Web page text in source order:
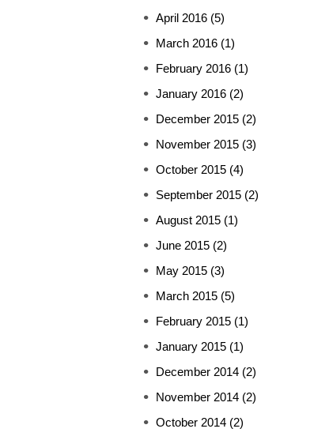
April 2016 (5)
March 2016 (1)
February 2016 (1)
January 2016 (2)
December 2015 (2)
November 2015 (3)
October 2015 (4)
September 2015 (2)
August 2015 (1)
June 2015 (2)
May 2015 (3)
March 2015 (5)
February 2015 (1)
January 2015 (1)
December 2014 (2)
November 2014 (2)
October 2014 (2)